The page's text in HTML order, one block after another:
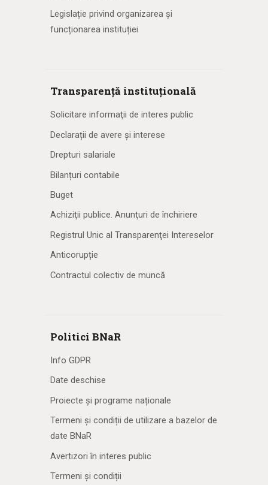
Legislație privind organizarea și
funcționarea instituției
Transparență instituțională
Solicitare informaţii de interes public
Declarații de avere și interese
Drepturi salariale
Bilanțuri contabile
Buget
Achiziţii publice. Anunţuri de închiriere
Registrul Unic al Transparenţei Intereselor
Anticorupție
Contractul colectiv de muncă
Politici BNaR
Info GDPR
Date deschise
Proiecte și programe naționale
Termeni și condiții de utilizare a bazelor de
date BNaR
Avertizori în interes public
Termeni și condiții